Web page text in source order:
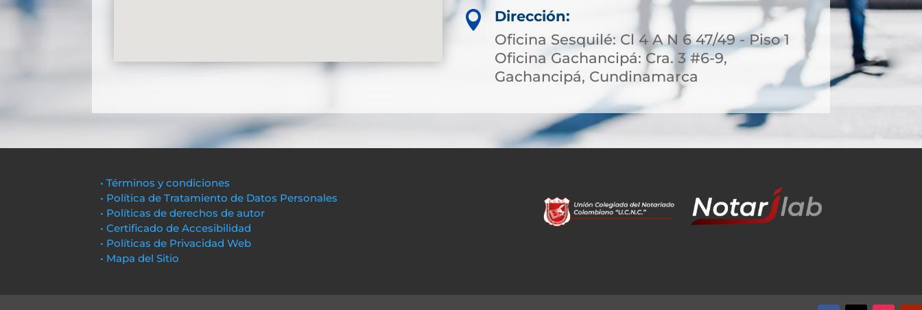

Dirección:
Oficina Sesquilé: Cl 4 A N 6 47/49 - Piso 1
Oficina Gachancipá: Cra. 3 #6-9,
Gachancipá, Cundinamarca
• Términos y condiciones
• Política de Tratamiento de Datos Personales
• Políticas de derechos de autor
• Certificado de Accesibilidad
• Políticas de Privacidad Web
• Mapa del Sitio